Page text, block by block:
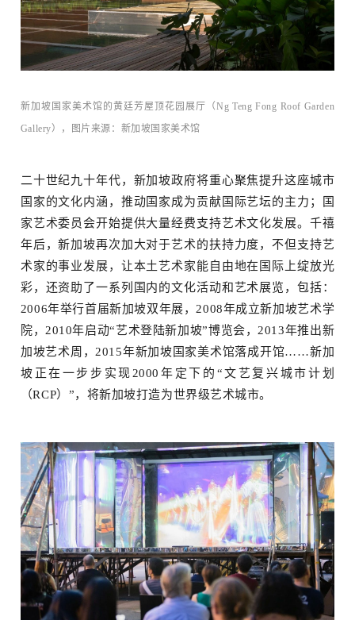
订阅邮件
新加坡国家美术馆的黄廷芳屋顶花园展厅（Ng Teng Fong Roof Garden
Gallery），图片来源：新加坡国家美术馆
二十世纪九十年代，新加坡政府将重心聚焦提升这座城市
国家的文化内涵，推动国家成为贡献国际艺坛的主力；
国
家艺术委员会开始提供大量经费支持艺术文化发展。 千禧
年后，新加坡再次加大对于艺术的扶持力度，不但支持艺
术家的事业发展，让本土艺术家能自由地在国际上绽放光
彩，还资助了一系列国内的文化活动和艺术展览，包括：
2006年举行首届新加坡双年展，2008年成立新加坡艺术学
院，2010年启动“艺术登陆新加坡”博览会，2013年推出新
加坡艺术周，2015年新加坡国家美术馆落成开馆……新加
坡正在一步步实现2000年定下的“文艺复兴城市计划
（RCP）”，将新加坡打造为世界级艺术城市。